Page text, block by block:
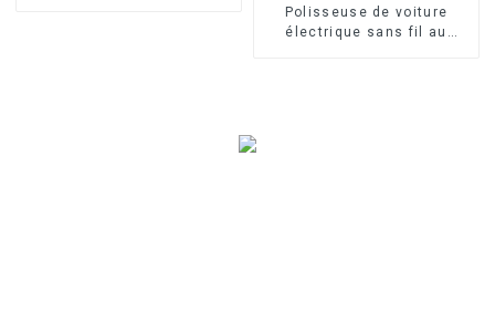
Polisseuse de voiture
électrique sans fil au